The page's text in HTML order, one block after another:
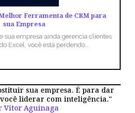
Ferramenta de CRM para
sua Empresa
sua empresa ainda gerencia clientes
Excel, você está perdendo...
sua empresa. É para dar
liderar com inteligência."
Vitor Aguinaga